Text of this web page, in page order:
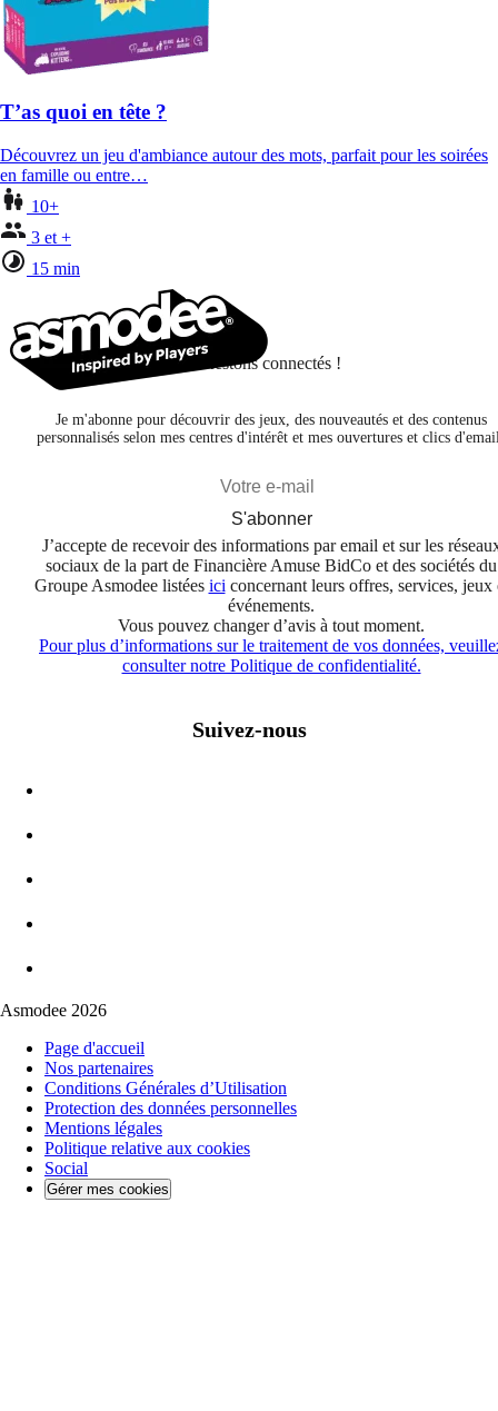
T’as quoi en tête ?
Découvrez un jeu d'ambiance autour des mots, parfait pour les soirées
en famille ou entre…
10+
3 et +
15 min
Restons connectés !
Je m'abonne pour découvrir des jeux, des nouveautés et des contenus
personnalisés selon mes centres d'intérêt et mes ouvertures et clics
S'abonner
J’accepte de recevoir des informations par email et sur les
sociaux de la part de Financière Amuse BidCo et des sociétés du
Groupe Asmodee listées iciconcernant leurs offres, services, jeux
événements.
Vous pouvez changer d’avis à tout moment.
Pour plus d’informations sur le traitement de vos données,
consulter notre Politique de confidentialité.
Suivez-nous
Asmodee 2026
Page d'accueil
Nos partenaires
Conditions Générales d’Utilisation
Protection des données personnelles
Mentions légales
Politique relative aux cookies
Social
Gérer mes cookies